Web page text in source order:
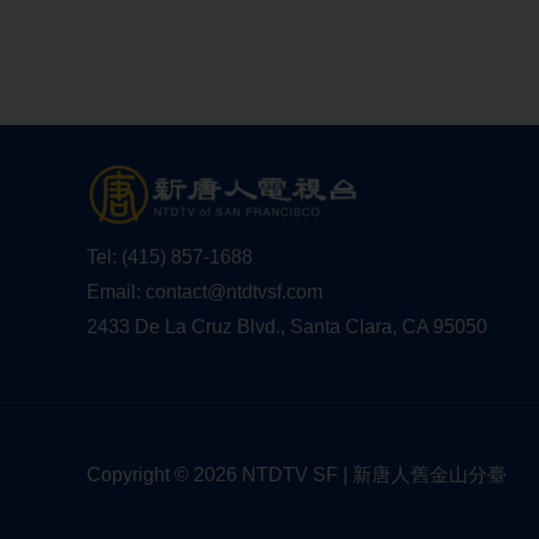
Tel: (415) 857-1688
Email: contact@ntdtvsf.com
2433 De La Cruz Blvd., Santa Clara, CA 95050
Copyright © 2026 NTDTV SF | 新唐人舊金山分臺